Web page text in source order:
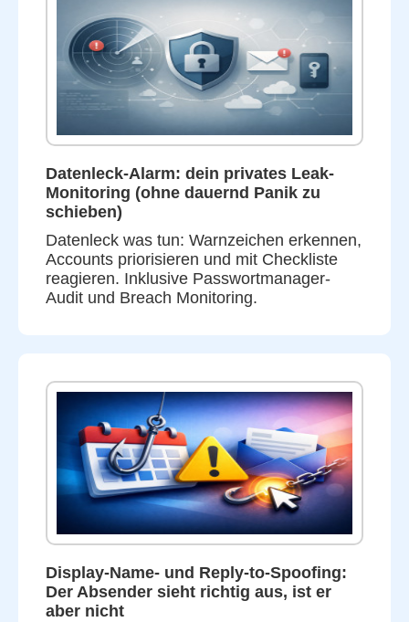
Datenleck-Alarm: dein privates Leak-
Monitoring (ohne dauernd Panik zu
schieben)
Datenleck was tun: Warnzeichen erkennen,
Accounts priorisieren und mit Checkliste
reagieren. Inklusive Passwortmanager-
Audit und Breach Monitoring.
Display-Name- und Reply-to-Spoofing:
Der Absender sieht richtig aus, ist er
aber nicht